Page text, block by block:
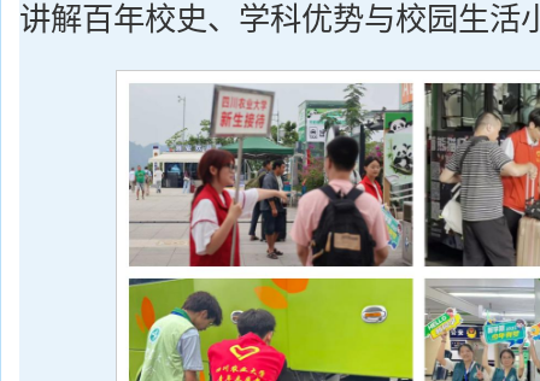
讲解百年校史、学科优势与校园生活